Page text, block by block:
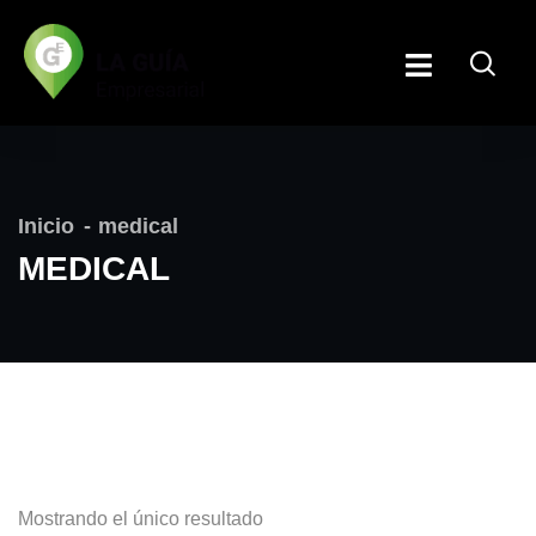
Inicio medical
MEDICAL
Mostrando el único resultado